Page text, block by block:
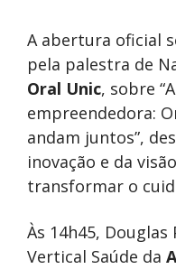
A abertura oficial
pela palestra de
Oral Unic, sobre
empreendedora:
andam juntos”,
inovação e da
transformar o
Às 14h45,
Vertical Saúde da